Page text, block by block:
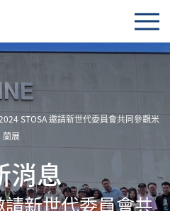
STOSA 邀請新世代委員會共同參觀米
蘭展
消息
新世代委員會共